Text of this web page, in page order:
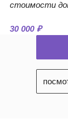
стоимости
30 000 ₽